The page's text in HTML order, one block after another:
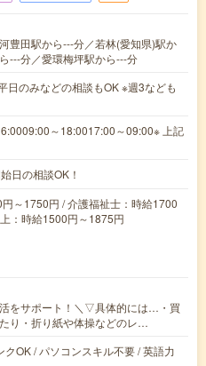
豊田駅から---分／若林(愛知県)駅か
---分／愛環梅坪駅から---分
日のみなどの相談もOK ※週3なども
～18:0017:00～09:00※ 上記
日の相談OK！
～1750円 / 介護福祉士：時給1700
：時給1500円～1875円
をサポート！＼▽具体的には…・買
り・折り紙や体操などのレ…
クOK / パソコンスキル不要 / 英語力